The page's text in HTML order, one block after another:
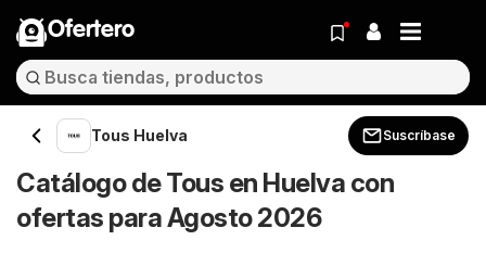
Ofertero
Tous Huelva Suscríbase
Catálogo de Tous en Huelva con
ofertas para Agosto 2026